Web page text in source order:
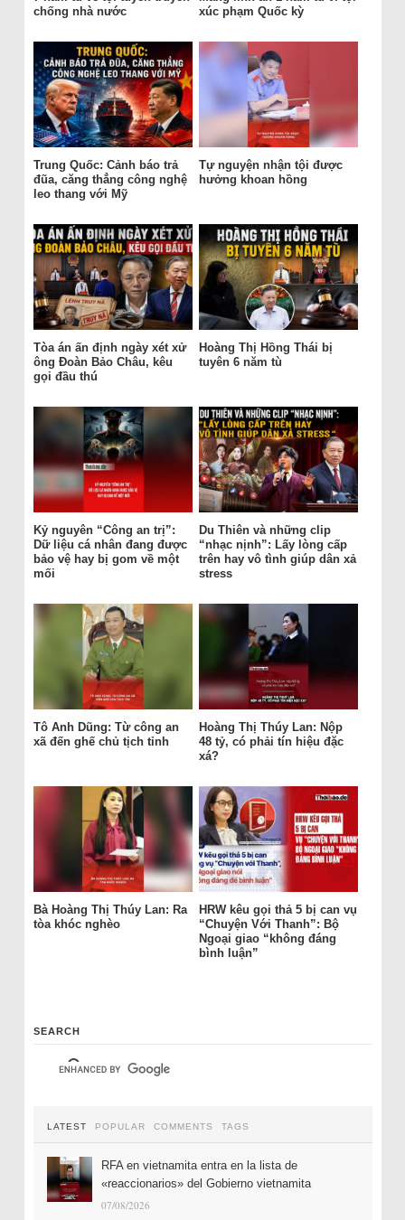
chống nhà nước
xúc phạm Quốc kỳ
Trung Quốc: Cảnh báo trả
đũa, căng thẳng công nghệ
leo thang với Mỹ
Tự nguyện nhận tội được
hưởng khoan hồng
Tòa án ấn định ngày xét xử
ông Đoàn Bảo Châu, kêu
gọi đầu thú
Hoàng Thị Hồng Thái bị
tuyên 6 năm tù
Kỷ nguyên “Công an trị”:
Dữ liệu cá nhân đang được
bảo vệ hay bị gom về một
mối
Du Thiên và những clip
“nhạc nịnh”: Lấy lòng cấp
trên hay vô tình giúp dân xả
stress
Tô Anh Dũng: Từ công an
xã đến ghế chủ tịch tỉnh
Hoàng Thị Thúy Lan: Nộp
48 tỷ, có phải tín hiệu đặc
xá?
Bà Hoàng Thị Thúy Lan: Ra
tòa khóc nghèo
HRW kêu gọi thả 5 bị can vụ
“Chuyện Với Thanh”: Bộ
Ngoại giao “không đáng
bình luận”
SEARCH
LATEST POPULAR COMMENTS TAGS
RFA en vietnamita entra en la lista de
«reaccionarios» del Gobierno vietnamita
07/08/2026